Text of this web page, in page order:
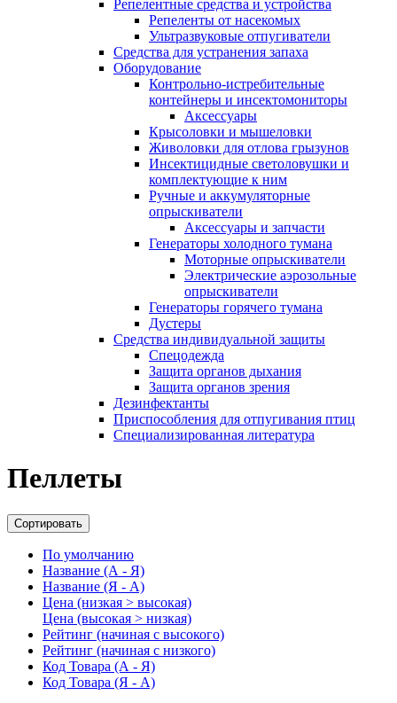
Репелентные средства и устройства
Репеленты от насекомых
Ультразвуковые отпугиватели
Средства для устранения запаха
Оборудование
Контрольно-истребительные
контейнеры и инсектомониторы
Аксессуары
Крысоловки и мышеловки
Живоловки для отлова грызунов
Инсектицидные светоловушки и
комплектующие к ним
Ручные и аккумуляторные
опрыскиватели
Аксессуары и запчасти
Генераторы холодного тумана
Моторные опрыскиватели
Электрические аэрозольные
опрыскиватели
Генераторы горячего тумана
Дустеры
Средства индивидуальной защиты
Спецодежда
Защита органов дыхания
Защита органов зрения
Дезинфектанты
Приспособления для отпугивания птиц
Специализированная литература
Пеллеты
Сортировать
По умолчанию
Название (А - Я)
Название (Я - А)
Цена (низкая > высокая)
Цена (высокая > низкая)
Рейтинг (начиная с высокого)
Рейтинг (начиная с низкого)
Код Товара (А - Я)
Код Товара (Я - А)